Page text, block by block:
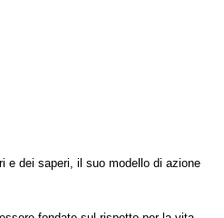
e dei saperi, il suo modello di azione